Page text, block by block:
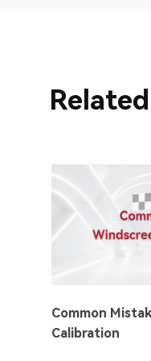
Common
Calibration